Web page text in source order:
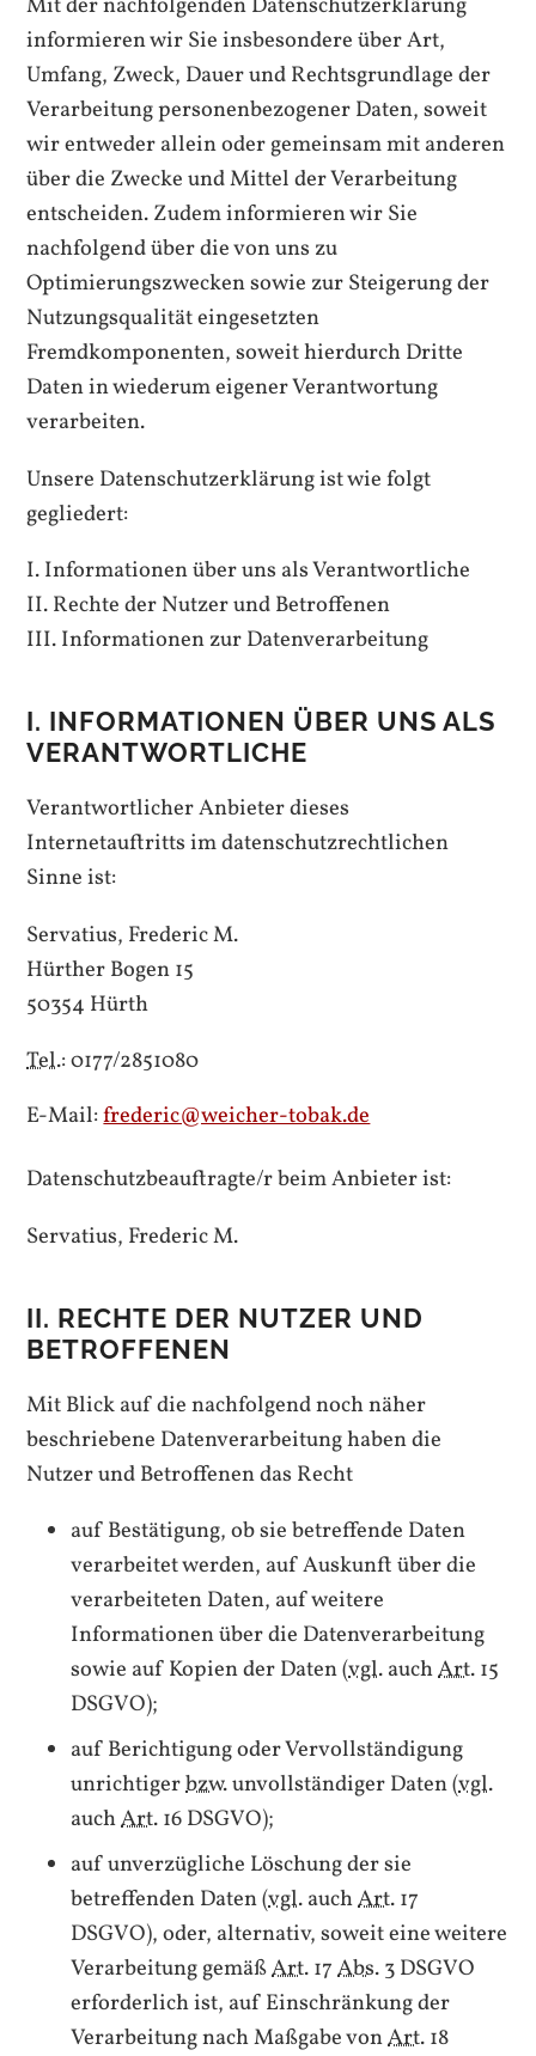
Mit der nachfolgenden Datenschutzerklärung
informieren wir Sie insbesondere über Art,
Umfang, Zweck, Dauer und Rechtsgrundlage der
Verarbeitung personenbezogener Daten, soweit
wir entweder allein oder gemeinsam mit anderen
über die Zwecke und Mittel der Verarbeitung
entscheiden. Zudem informieren wir Sie
nachfolgend über die von uns zu
Optimierungszwecken sowie zur Steigerung der
Nutzungsqualität eingesetzten
Fremdkomponenten, soweit hierdurch Dritte
Daten in wiederum eigener Verantwortung
verarbeiten.
Unsere Datenschutzerklärung ist wie folgt
gegliedert:
I. Informationen über uns als Verantwortliche
II. Rechte der Nutzer und Betroffenen
III. Informationen zur Datenverarbeitung
I. INFORMATIONEN ÜBER UNS ALS
VERANTWORTLICHE
Verantwortlicher Anbieter dieses
Internetauftritts im datenschutzrechtlichen
Sinne ist:
Servatius, Frederic M.
Hürther Bogen 15
50354 Hürth
Tel.:0177/2851080
E-Mail:frederic@weicher-tobak.de
Datenschutzbeauftragte/r beim Anbieter ist:
Servatius, Frederic M.
II. RECHTE DER NUTZER UND
BETROFFENEN
Mit Blick auf die nachfolgend noch näher
beschriebene Datenverarbeitung haben die
Nutzer und Betroffenen das Recht
auf Bestätigung, ob sie betreffende Daten
verarbeitet werden, auf Auskunft über die
verarbeiteten Daten, auf weitere
Informationen über die Datenverarbeitung
sowie auf Kopien der Daten (vgl.auchArt.15
DSGVO);
auf Berichtigung oder Vervollständigung
unrichtigerbzw.unvollständiger Daten (vgl.
auchArt.16 DSGVO);
auf unverzügliche Löschung der sie
betreffenden Daten (vgl.auchArt.17
DSGVO), oder, alternativ, soweit eine weitere
Verarbeitung gemäßArt.17Abs.3 DSGVO
erforderlich ist, auf Einschränkung der
Verarbeitung nach Maßgabe vonArt.18